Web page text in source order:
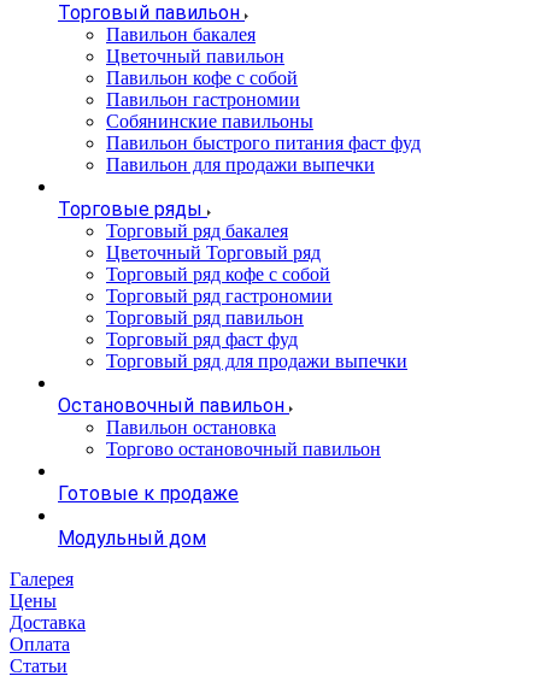
Торговый павильон
Павильон бакалея
Цветочный павильон
Павильон кофе с собой
Павильон гастрономии
Собянинские павильоны
Павильон быстрого питания фаст фуд
Павильон для продажи выпечки
Торговые ряды
Торговый ряд бакалея
Цветочный Торговый ряд
Торговый ряд кофе с собой
Торговый ряд гастрономии
Торговый ряд павильон
Торговый ряд фаст фуд
Торговый ряд для продажи выпечки
Остановочный павильон
Павильон остановка
Торгово остановочный павильон
Готовые к продаже
Модульный дом
Галерея
Цены
Доставка
Оплата
Статьи